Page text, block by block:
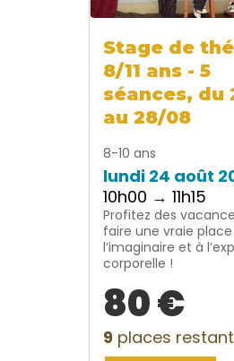
Stage de
8/11 ans - 5
séances, du
au 28/08
8-10 ans
lundi 24 août
10h00 → 11h15
Profitez des
faire une vraie
l’imaginaire et à
corporelle !
80 €
9 places